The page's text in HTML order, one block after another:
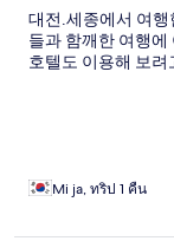
대전.세종에서 여행
들과 함깨한 여행
호텔도 이용해 보려
Mi ja, ทริป 1 คืน